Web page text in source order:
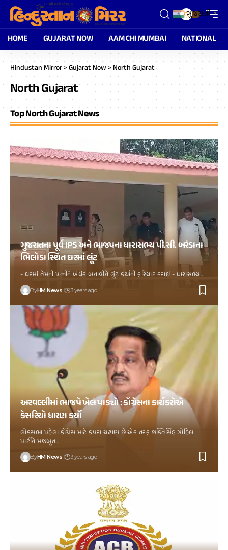
HOME GUJARAT NOW AAM CHI MUMBAI NATIONAL
Hindustan Mirror>Gujarat Now>North Gujarat
North Gujarat
Top North Gujarat News
ગુજરાતના પૂર્વ IPS અને ભાજપના ધારાસભ્ય પી.સી. બરંડાના
ભિલોડા સ્થિત ઘરમાં લૂંટ
- ઘરમાં તેમની પત્નીને બંધંક બનાવીને લૂંટ કર્યાની ફરિયાદ કરાઇ - ધારાસભ્ય…
ByHM News 3 years ago
અરવલ્લીમાં ભાજપે ખેલ પાડ્યો : કોંગ્રેસના કાર્યકરોએ
કેસરિયો ધારણ કર્યો
લોકસભા પહેલા કોંગ્રેસ માટે કપરા ચઢાણ છે.એક તરફ શક્તિસિંહ ગોહિલ
પાર્ટીને મજબૂત…
ByHM News 3 years ago
ગુજરાતી ▼